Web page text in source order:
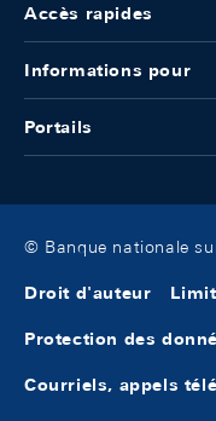
Accès rapides
Informations pour
Portails
© Banque nationale
Droit d'auteur
Protection des
Courriels, appels